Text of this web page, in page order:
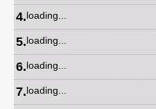
4.loading...
5.loading...
6.loading...
7.loading...